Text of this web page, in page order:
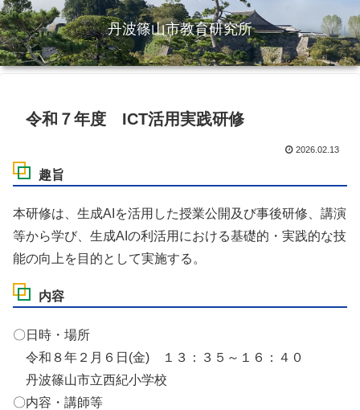
丹波篠山市教育研究所
令和７年度 ICT活用実践研修
2026.02.13
趣旨
本研修は、生成AIを活用した授業公開及び事後研修、講演
等から学び、生成AIの利活用における基礎的・実践的な技
能の向上を目的として実施する。
内容
〇日時・場所
令和８年２月６日(金) １３：３５～１６：４０
丹波篠山市立西紀小学校
〇内容・講師等